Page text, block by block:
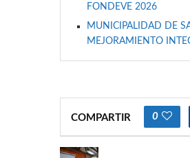
FONDEVE 2026
MUNICIPALIDAD DE
MEJORAMIENTO
COMPARTIR 0